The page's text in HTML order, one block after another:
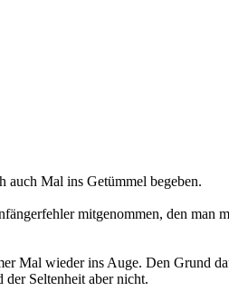
auch Mal ins Getümmel begeben.
mitgenommen, den
Mal wieder ins Auge. Den Grund
Seltenheit aber nicht.